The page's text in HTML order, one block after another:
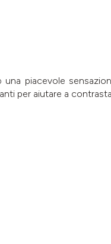
piacevole
per aiutare a